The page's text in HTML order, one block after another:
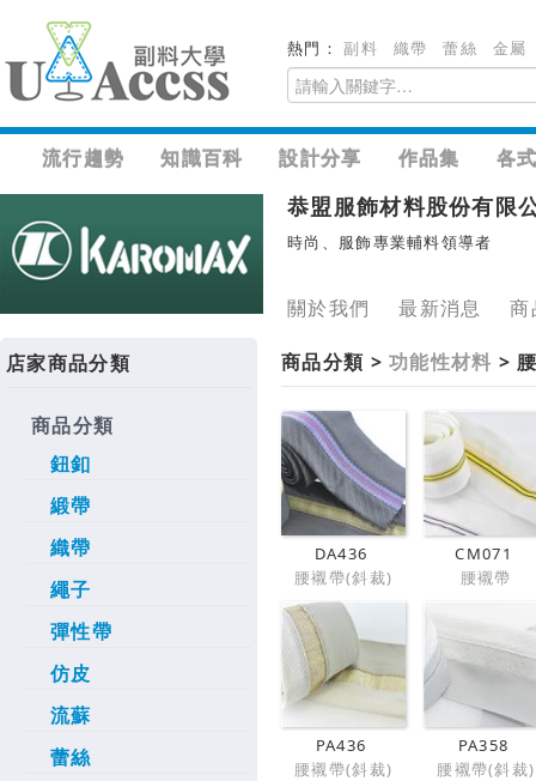
熱門：副料 織帶 蕾絲 金屬
流行趨勢 知識百科 設計分享 作品集 各
恭盟服飾材料股份有限
時尚、服飾專業輔料領導者
關於我們 最新消息 商
店家商品分類
商品分類
鈕釦
緞帶
織帶
繩子
彈性帶
仿皮
流蘇
蕾絲
商品分類 >功能性材料 >
DA436
腰襯帶(斜裁)
CM071
腰襯帶
PA436
腰襯帶(斜裁)
PA358
腰襯帶(斜裁)